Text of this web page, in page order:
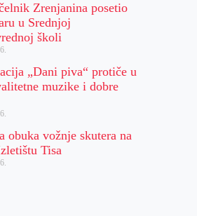
Zrenjanina posetio
u Srednjoj
školi
„Dani piva“ protiče u
muzike i dobre
obuka vožnje skutera na
Tisa